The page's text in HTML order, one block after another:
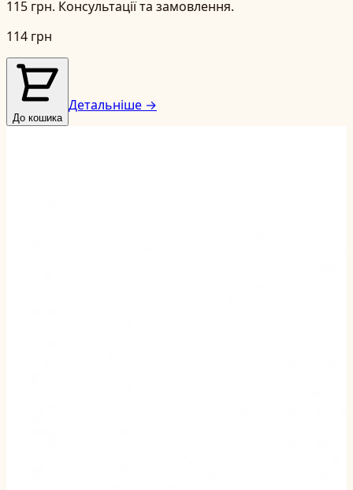
115 грн. Консультації та замовлення.
114 грн
До кошика
Детальніше →